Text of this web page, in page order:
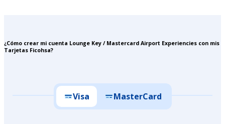
¿Cómo crear mi cuenta Lounge Key / Mastercard Airport Experiencies con mis
Tarjetas Ficohsa?
Visa MasterCard